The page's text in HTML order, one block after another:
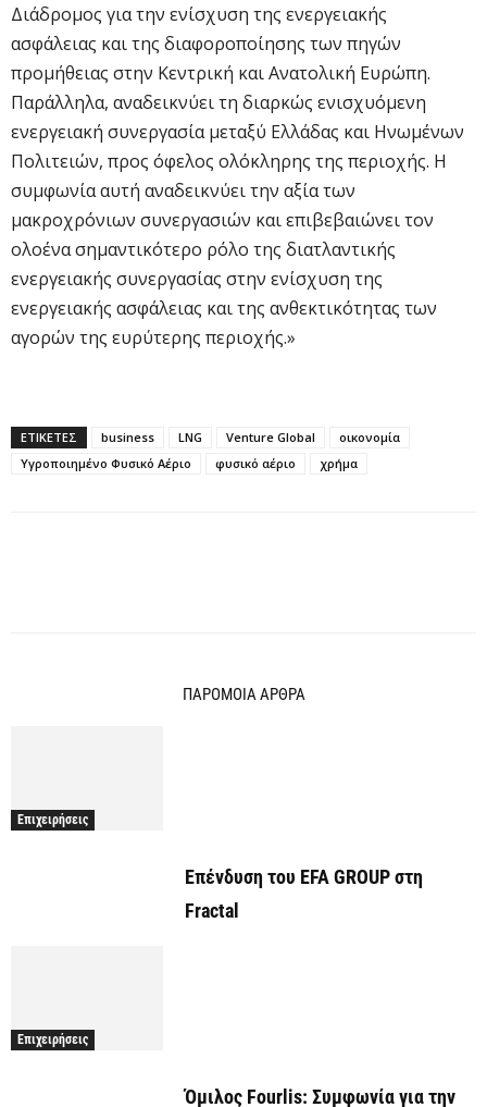
Διάδρομος για την ενίσχυση της ενεργειακής
ασφάλειας και της διαφοροποίησης των πηγών
προμήθειας στην Κεντρική και Ανατολική Ευρώπη.
Παράλληλα, αναδεικνύει τη διαρκώς ενισχυόμενη
ενεργειακή συνεργασία μεταξύ Ελλάδας και Ηνωμένων
Πολιτειών, προς όφελος ολόκληρης της περιοχής. Η
συμφωνία αυτή αναδεικνύει την αξία των
μακροχρόνιων συνεργασιών και επιβεβαιώνει τον
ολοένα σημαντικότερο ρόλο της διατλαντικής
ενεργειακής συνεργασίας στην ενίσχυση της
ενεργειακής ασφάλειας και της ανθεκτικότητας των
αγορών της ευρύτερης περιοχής.»
ΕΤΙΚΕΤΕΣ business LNG Venture Global
οικονομία
Υγροποιημένο Φυσικό Αέριο
φυσικό αέριο χρήμα
ΠΑΡΟΜΟΙΑ ΑΡΘΡΑ
Επιχειρήσεις
Επένδυση του EFA GROUP στη
Fractal
Επιχειρήσεις
Όμιλος Fourlis: Συμφωνία για την